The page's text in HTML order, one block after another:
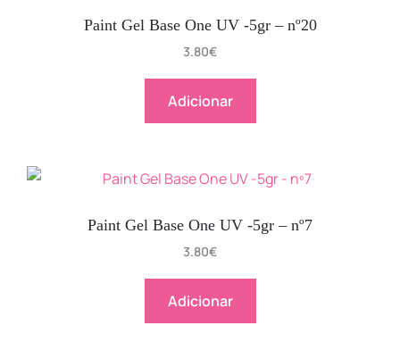
Paint Gel Base One UV -5gr – nº20
3.80€
Adicionar
Paint Gel Base One UV -5gr – nº7
3.80€
Adicionar